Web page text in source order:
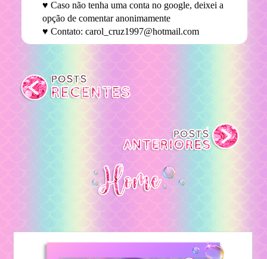
♥ Caso não tenha uma conta no google, deixei a
opção de comentar anonimamente
♥ Contato: carol_cruz1997@hotmail.com